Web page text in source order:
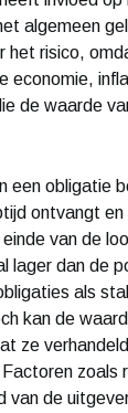
algemeen
het risico,
economie,
de waarde
een obligatie
ontvangt
van de
lager dan de
als
kan de
ze
zoals
van de